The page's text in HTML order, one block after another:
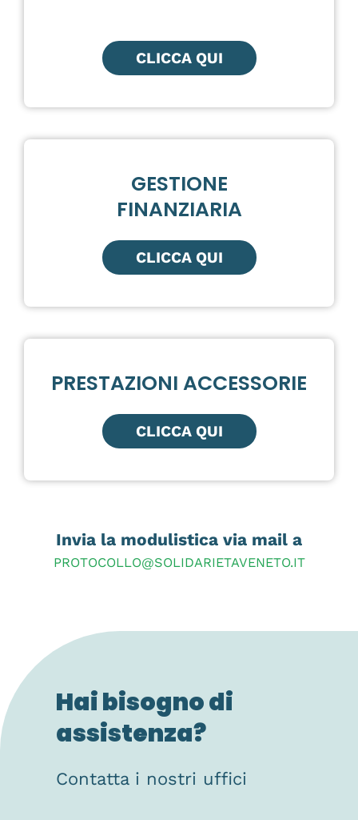
CLICCA QUI
GESTIONE
FINANZIARIA
CLICCA QUI
PRESTAZIONI ACCESSORIE
CLICCA QUI
Invia la modulistica via mail a
PROTOCOLLO@SOLIDARIETAVENETO.IT
Hai bisogno di
assistenza?
Contatta i nostri uffici